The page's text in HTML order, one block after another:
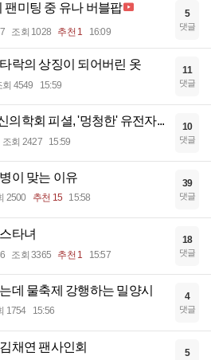
팬미팅 중 유나 버블팝
조회 1028 추천 1 16:09
5
댓글
락의 상징이 되어버린 옷
회 4549 15:59
11
댓글
의학회 피셜, '멍청한' 유전자...
조회 2427 15:59
10
댓글
이 맞는 이유
2500 추천 15 15:58
39
댓글
타녀
조회 3365 추천 1 15:57
18
댓글
데 물축제 강행하는 밀양시
1754 15:56
4
댓글
채연 팬사인회 5